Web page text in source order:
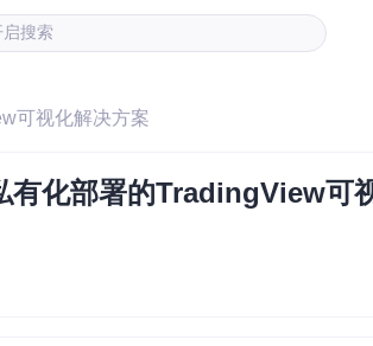
搜索
可视化解决方案
化部署的TradingView可